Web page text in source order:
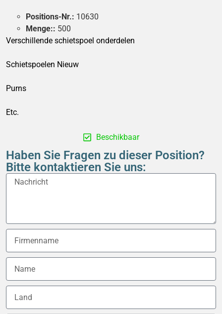
Positions-Nr.: 10630
Menge:: 500
Verschillende schietspoel onderdelen
Schietspoelen Nieuw
Purns
Etc.
Beschikbaar
Haben Sie Fragen zu dieser Position?
Bitte kontaktieren Sie uns: